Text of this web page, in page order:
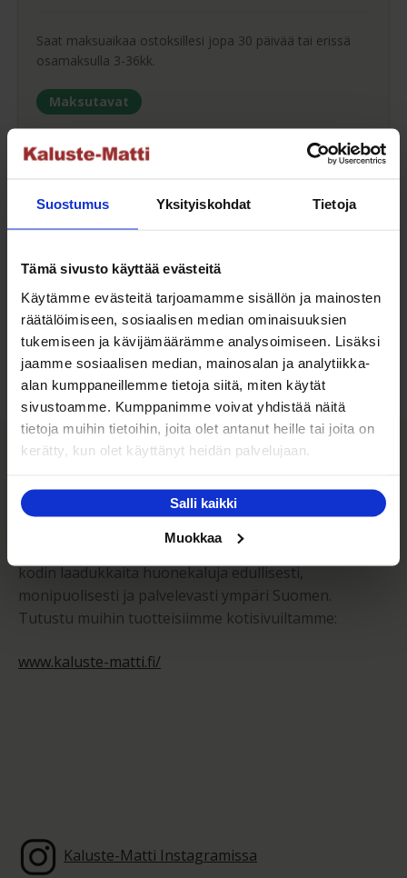
Suostumus Yksityiskohdat Tietoja
Tämä sivusto käyttää evästeitä
Käytämme evästeitä tarjoamamme sisällön ja mainosten
räätälöimiseen, sosiaalisen median ominaisuuksien
tukemiseen ja kävijämäärämme analysoimiseen. Lisäksi
jaamme sosiaalisen median, mainosalan ja analytiikka-
alan kumppaneillemme tietoja siitä, miten käytät
sivustoamme. Kumppanimme voivat yhdistää näitä
tietoja muihin tietoihin, joita olet antanut heille tai joita on
kerätty, kun olet käyttänyt heidän palvelujaan.
Salli kaikki
Muokkaa
Saat maksuaikaa ostoksillesi jopa 30 päivää tai erissä
osamaksulla 3-36kk.
Maksutavat
Oma turvallinen kuljetus
tuotteiden toimitukseen. Saat varmemmin tuotteet
ehjänä perille - ja vieläpä sisäänkannettuna!
Kuljetuksen hinta Suomessa alk. 59€!
Kaluste-Matti Oy
Kaluste-Matti Oy on vuonna 1994 perheyrityksenä
tukkumyymälä. Toimintamme perustana on tarjota
kodin laadukkaita huonekaluja edullisesti,
monipuolisesti ja palvelevasti ympäri Suomen.
Tutustu muihin tuotteisiimme kotisivuiltamme:
www.kaluste-matti.fi/
Kaluste-Matti Instagramissa